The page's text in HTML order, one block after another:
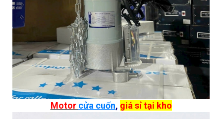
Motor cửa cuốn, giá sỉ tại kho